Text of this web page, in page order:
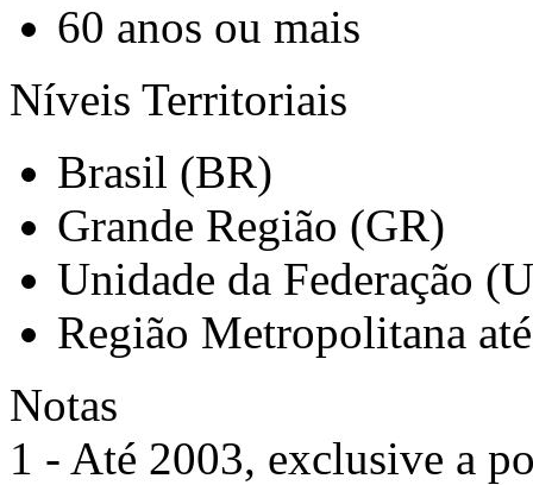
60 anos ou mais
Níveis Territoriais
Brasil (BR)
Grande Região (GR)
Unidade da Federação
Região Metropolitana
Notas
1 - Até 2003, exclusive a